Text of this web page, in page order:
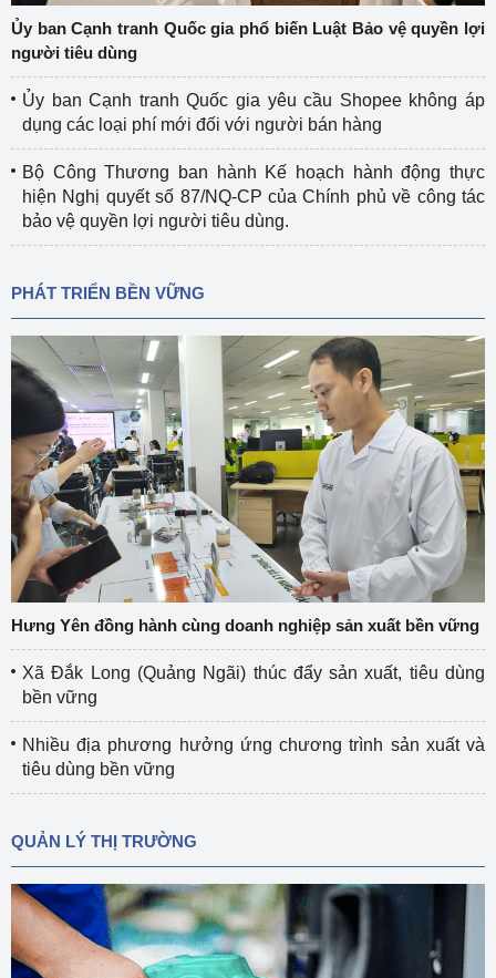
Ủy ban Cạnh tranh Quốc gia phổ biến Luật Bảo vệ quyền lợi
người tiêu dùng
Ủy ban Cạnh tranh Quốc gia yêu cầu Shopee không áp
dụng các loại phí mới đối với người bán hàng
Bộ Công Thương ban hành Kế hoạch hành động thực
hiện Nghị quyết số 87/NQ-CP của Chính phủ về công tác
bảo vệ quyền lợi người tiêu dùng.
PHÁT TRIỂN BỀN VỮNG
Hưng Yên đồng hành cùng doanh nghiệp sản xuất bền vững
Xã Đắk Long (Quảng Ngãi) thúc đẩy sản xuất, tiêu dùng
bền vững
Nhiều địa phương hưởng ứng chương trình sản xuất và
tiêu dùng bền vững
QUẢN LÝ THỊ TRƯỜNG